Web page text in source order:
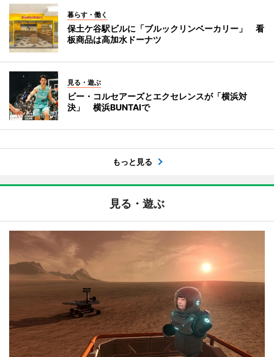
暮らす・働く
保土ケ谷駅ビルに「ブルックリンベーカリー」 看
板商品は高加水ドーナツ
見る・遊ぶ
ビー・コルセアーズとエクセレンスが「横浜対
決」 横浜BUNTAIで
もっと見る
見る・遊ぶ